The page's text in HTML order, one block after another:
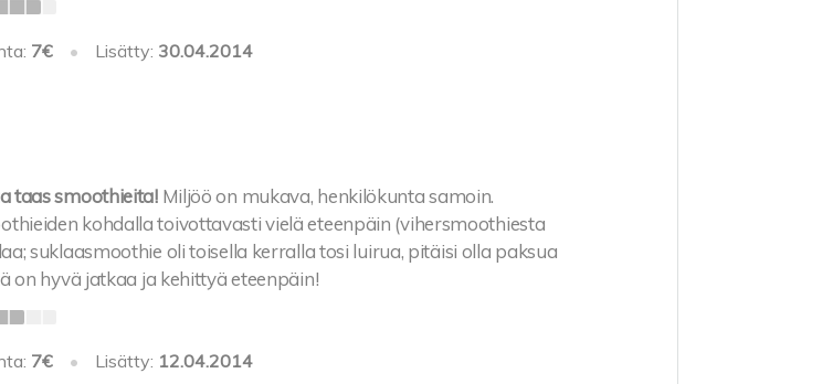
7€ • Lisätty: 30.04.2014
taas smoothieita! Miljöö on mukava, henkilökunta samoin.
kohdalla toivottavasti vielä eteenpäin (vihersmoothiesta
suklaasmoothie oli toisella kerralla tosi luirua, pitäisi olla paksua
on hyvä jatkaa ja kehittyä eteenpäin!
7€ • Lisätty: 12.04.2014